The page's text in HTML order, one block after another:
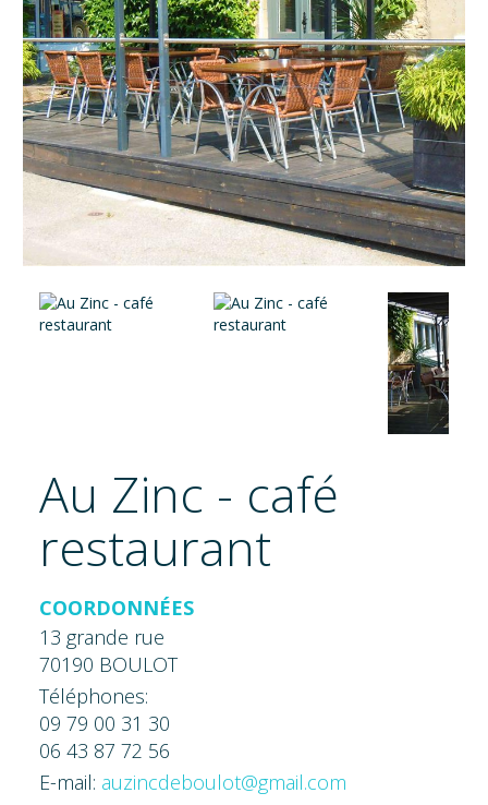
Au Zinc - café
restaurant
COORDONNÉES
13 grande rue
70190 BOULOT
Téléphones:
09 79 00 31 30
06 43 87 72 56
E-mail: auzincdeboulot@gmail.com